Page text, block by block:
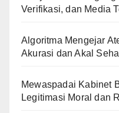
Verifikasi, dan Media
Algoritma Mengejar
Akurasi dan Akal
Mewaspadai Kabinet
Legitimasi Moral dan